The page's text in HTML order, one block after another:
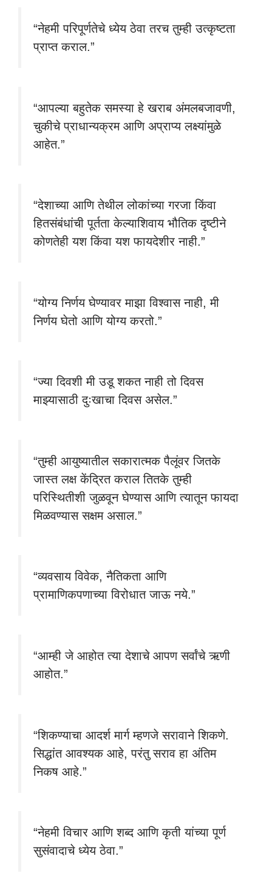
“नेहमी परिपूर्णतेचे ध्येय ठेवा तरच तुम्ही उत्कृष्टता
प्राप्त कराल.”
“आपल्या बहुतेक समस्या हे खराब अंमलबजावणी,
चुकीचे प्राधान्यक्रम आणि अप्राप्य लक्ष्यांमुळे
आहेत.”
“देशाच्या आणि तेथील लोकांच्या गरजा किंवा
हितसंबंधांची पूर्तता केल्याशिवाय भौतिक दृष्टीने
कोणतेही यश किंवा यश फायदेशीर नाही.”
“योग्य निर्णय घेण्यावर माझा विश्वास नाही, मी
निर्णय घेतो आणि योग्य करतो.”
“ज्या दिवशी मी उडू शकत नाही तो दिवस
माझ्यासाठी दुःखाचा दिवस असेल.”
“तुम्ही आयुष्यातील सकारात्मक पैलूंवर जितके
जास्त लक्ष केंद्रित कराल तितके तुम्ही
परिस्थितीशी जुळवून घेण्यास आणि त्यातून फायदा
मिळवण्यास सक्षम असाल.”
“व्यवसाय विवेक, नैतिकता आणि
प्रामाणिकपणाच्या विरोधात जाऊ नये.”
“आम्ही जे आहोत त्या देशाचे आपण सर्वांचे ऋणी
आहोत.”
“शिकण्याचा आदर्श मार्ग म्हणजे सरावाने शिकणे.
सिद्धांत आवश्यक आहे, परंतु सराव हा अंतिम
निकष आहे.”
“नेहमी विचार आणि शब्द आणि कृती यांच्या पूर्ण
सुसंवादाचे ध्येय ठेवा.”